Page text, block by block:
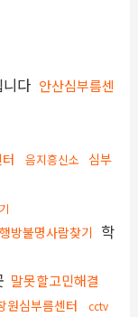
다 안산심부름센
음지흥신소
심부
행방불명사람찾기 학
말못할고민해결
원심부름센터
cctv